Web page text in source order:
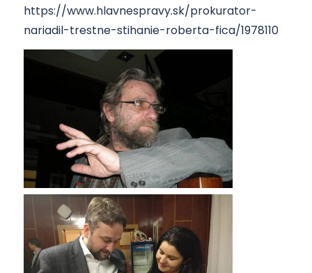
https://www.hlavnespravy.sk/prokurator-
nariadil-trestne-stihanie-roberta-fica/1978110